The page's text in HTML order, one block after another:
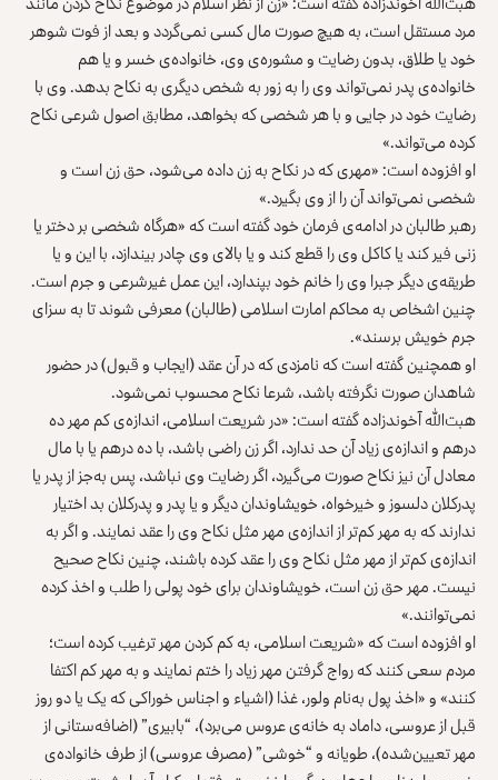
مرد مستقل است، به‌ هیچ صورت مال کسی نمی‌گردد و بعد از فوت شوهر
خود یا طلاق، بدون رضایت و مشوره‌ی وی، خانواده‌ی خسر و یا هم
خانواده‌ی پدر نمی‌تواند وی را به زور به شخص دیگری به نکاح بدهد‌. وی با
رضایت خود در جایی و با هر شخصی که بخواهد، مطابق اصول شرعی نکاح
کرده می‌تواند.»
او افزوده است: «مهری که در نکاح به زن داده می‌شود، حق زن است و
شخصی نمی‌تواند آن‌ را از وی بگیرد.»
رهبر طالبان در ادامه‌ی فرمان خود گفته است که «هرگاه شخصی بر دختر یا
زنی فیر کند یا کاکل وی را قطع کند و یا بالای وی چادر بیندازد، با این و یا
طریقه‌ی دیگر جبرا وی را خانم خود بپندارد، این عمل غیرشرعی و جرم است.
چنین اشخاص به محاکم امارت اسلامی (طالبان) معرفی شوند تا به سزای
جرم خویش برسند».
او همچنین گفته است که نامزدی که در آن عقد (ایجاب و قبول) در حضور
شاهدان صورت نگرفته باشد، شرعا نکاح محسوب نمی‌شود.
هبت‌الله آخوندزاده گفته است: «در شریعت اسلامی، اندازه‌ی کم مهر ده
درهم و اندازه‌ی زیاد آن حد ندارد، اگر زن راضی باشد، با ده درهم یا با مال
معادل آن نیز نکاح صورت می‌گیرد، اگر رضایت وی نباشد، پس به‌جز از پدر یا
پدرکلان دلسوز و خیرخواه، خویشاوندان دیگر و یا پدر و پدرکلان بد اختیار
ندارند که به مهر کم‌تر از اندازه‌ی مهر مثل نکاح وی را عقد نمایند. و اگر به
اندازه‌ی کم‌تر از مهر مثل نکاح وی را عقد کرده باشند، چنین نکاح صحیح
نیست. مهر حق زن است، خویشاوندان برای خود پولی را طلب و اخذ کرده
نمی‌توانند.»
او افزوده است که «شریعت اسلامی، به کم کردن مهر ترغیب کرده است؛
مردم سعی کنند که رواج گرفتن مهر زیاد را ختم نمایند و به مهر کم اکتفا
کنند» و «اخذ پول به‌نام ولور، غذا (اشیاء و اجناس خوراکی که یک یا دو روز
قبل از عروسی، داماد به خانه‌ی عروس می‌برد)، “بابیری” (اضافه‌ستانی از
مهر تعیین‌شده)، طویانه و “خوشی” (مصرف عروسی) از طرف خانواده‌ی